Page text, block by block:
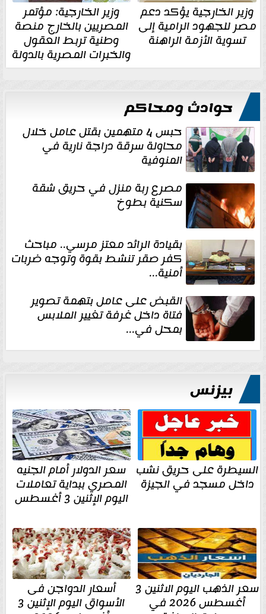
وزير الخارجية يؤكد دعم
مصر للجهود الرامية إلى
تسوية الأزمة الراهنة
وزير الخارجية: مؤتمر
المصريين بالخارج منصة
وطنية تربط العقول
والخبرات المصرية بالدولة
حوادث ومحاكم
حبس 4 متهمين بقتل عامل خلال
محاولة سرقة دراجة نارية في
المنوفية
مصرع ربة منزل في حريق شقة
سكنية بطوخ
بقيادة الرائد معتز مرسي.. مباحث
كفر صقر تنشط بقوة وتوجه ضربات
أمنية...
القبض على عامل بتهمة تصوير
فتاة داخل غرفة تغيير الملابس
بمحل في...
بيزنس
السيطرة على حريق نشب
داخل مسجد في الجيزة
سعر الدولار أمام الجنيه
المصري ببداية تعاملات
اليوم الإثنين 3 أغسطس
سعر الذهب اليوم الاثنين 3
أغسطس 2026 في
أسعار الدواجن فى
الأسواق اليوم الإثنين 3